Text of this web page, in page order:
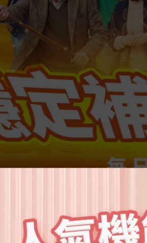
PEILI 培力 | 專業進階保養